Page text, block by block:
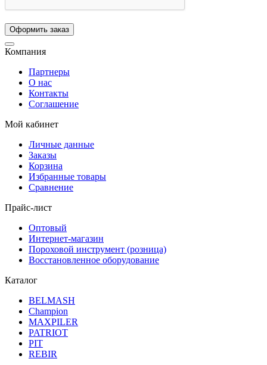
Компания
Партнеры
О нас
Контакты
Соглашение
Мой кабинет
Личные данные
Заказы
Корзина
Избранные товары
Сравнение
Прайс-лист
Оптовый
Интернет-магазин
Пороховой инструмент (розница)
Восстановленное оборудование
Каталог
BELMASH
Champion
MAXPILER
PATRIOT
PIT
REBIR